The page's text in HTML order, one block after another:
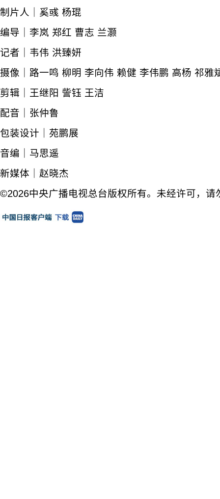
制片人｜奚彧 杨琨
编导｜李岚 郑红 曹志 兰灏
记者｜韦伟 洪臻妍
摄像｜路一鸣 柳明 李向伟 赖健 李伟鹏 高杨 祁雅
剪辑｜王继阳 訾钰 王洁
配音｜张仲鲁
包装设计｜苑鹏展
音编｜马思遥
新媒体｜赵晓杰
©2026中央广播电视总台版权所有。未经许可，请